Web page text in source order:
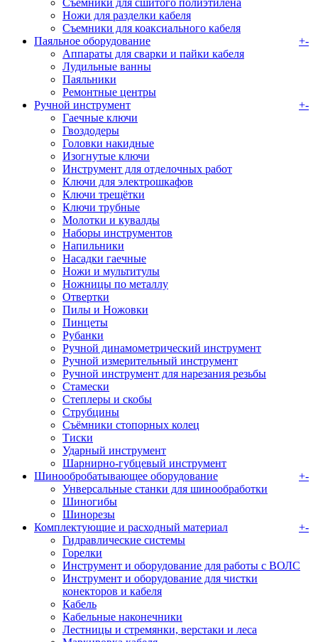
Съемники для сшитого полиэтилена
Ножи для разделки кабеля
Съемники для коаксиального кабеля
Паяльное оборудование
+-
Аппараты для сварки и пайки кабеля
Лудильные ванны
Паяльники
Ремонтные центры
Ручной инструмент
+-
Гаечные ключи
Гвоздодеры
Головки накидные
Изогнутые ключи
Инструмент для отделочных работ
Ключи для электрошкафов
Ключи трещётки
Ключи трубные
Молотки и кувалды
Наборы инструментов
Напильники
Насадки гаечные
Ножи и мультитулы
Ножницы по металлу
Отвертки
Пилы и Ножовки
Пинцеты
Рубанки
Ручной динамометрический инструмент
Ручной измерительный инструмент
Ручной инструмент для нарезания резьбы
Стамески
Степлеры и скобы
Струбцины
Съёмники стопорных колец
Тиски
Ударный инструмент
Шарнирно-губцевый инструмент
Шинообробатывающее оборудование
+-
Унверсальные станки для шинообработки
Шиногибы
Шинорезы
Комплектующие и расходный материал
+-
Гидравлические системы
Горелки
Инструмент и оборудование для работы с ВОЛС
Инструмент и оборудование для чистки
конекторов и кабеля
Кабель
Кабельные наконечники
Лестницы и стремянки, верстаки и леса